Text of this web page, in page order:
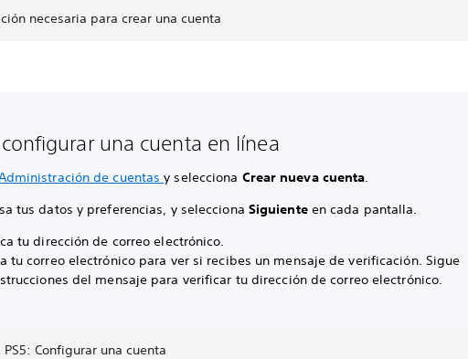
necesaria para crear una cuenta
una cuenta en línea
de cuentasy selecciona Crear nueva cuenta.
tus datos y preferencias, y selecciona Siguienteen cada pantalla.
tu dirección de correo electrónico.
tu correo electrónico para ver si recibes un mensaje de verificación. Sigue
del mensaje para verificar tu dirección de correo electrónico.
PS5: Configurar una cuenta